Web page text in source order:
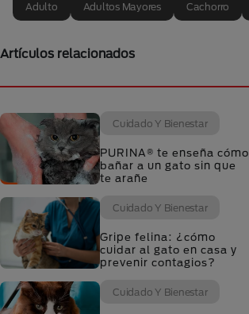
Adulto Adultos Mayores Cachorro
Artículos relacionados
Cuidado Y Bienestar
PURINA® te enseña cómo
bañar a un gato sin que
te arañe
Cuidado Y Bienestar
Gripe felina: ¿cómo
cuidar al gato en casa y
prevenir contagios?
Cuidado Y Bienestar